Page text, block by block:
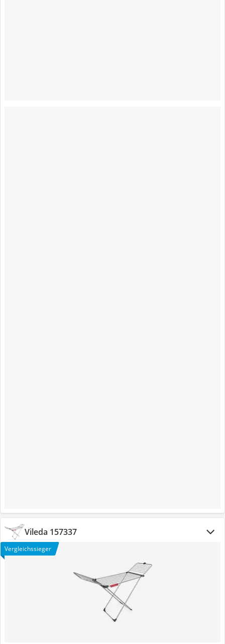
Vileda 157337
Vergleichssieger